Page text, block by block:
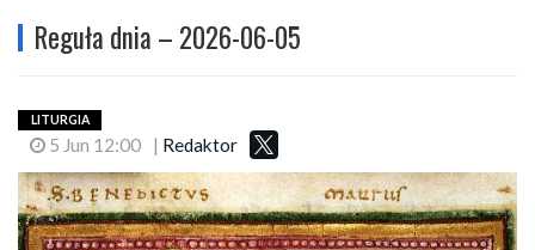
Reguła dnia – 2026-06-05
LITURGIA
5 Jun 12:00 | Redaktor